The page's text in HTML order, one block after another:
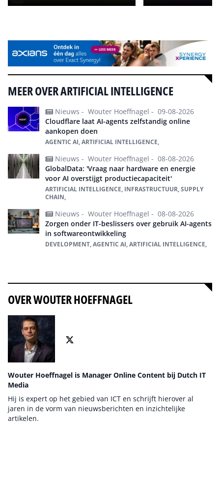
MEER OVER ARTIFICIAL INTELLIGENCE
Nieuws - Wouter Hoeffnagel - 09-08-2026
Cloudflare laat AI-agents zelfstandig online
aankopen doen
AGENTIC AI, ARTIFICIAL INTELLIGENCE,
Nieuws - Wouter Hoeffnagel - 08-08-2026
GlobalData: 'Vraag naar hardware en energie
voor AI overstijgt productiecapaciteit'
ARTIFICIAL INTELLIGENCE, INFRASTRUCTUUR, SUPPLY
CHAIN,
Nieuws - Wouter Hoeffnagel - 08-08-2026
Zorgen onder IT-beslissers over gebruik AI-agents
in softwareontwikkeling
DEVELOPMENT, AGENTIC AI, ARTIFICIAL INTELLIGENCE,
OVER WOUTER HOEFFNAGEL
Wouter Hoeffnagel is Manager Online Content bij Dutch IT
Media
Hij is expert op het gebied van ICT en schrijft hierover al
jaren in de vorm van nieuwsberichten en inzichtelijke
artikelen.